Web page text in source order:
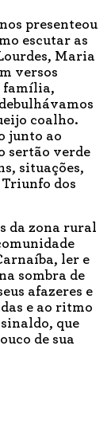
presenteou
escutar as
Maria
versos
família,
coalho.
junto ao
sertão verde
situações,
dos
da zona rural
ler e
sombra de
afazeres e
e ao ritmo
que
de sua